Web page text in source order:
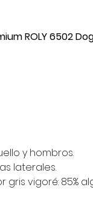
ROLY 6502
y hombros.
laterales.
gris vigoré: 85%